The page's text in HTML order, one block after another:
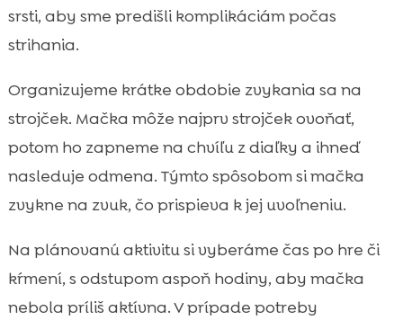
srsti, aby sme predišli komplikáciám počas
strihania.
Organizujeme krátke obdobie zvykania sa na
strojček. Mačka môže najprv strojček ovoňať,
potom ho zapneme na chvíľu z diaľky a ihneď
nasleduje odmena. Týmto spôsobom si mačka
zvykne na zvuk, čo prispieva k jej uvoľneniu.
Na plánovanú aktivitu si vyberáme čas po hre či
kŕmení, s odstupom aspoň hodiny, aby mačka
nebola príliš aktívna. V prípade potreby